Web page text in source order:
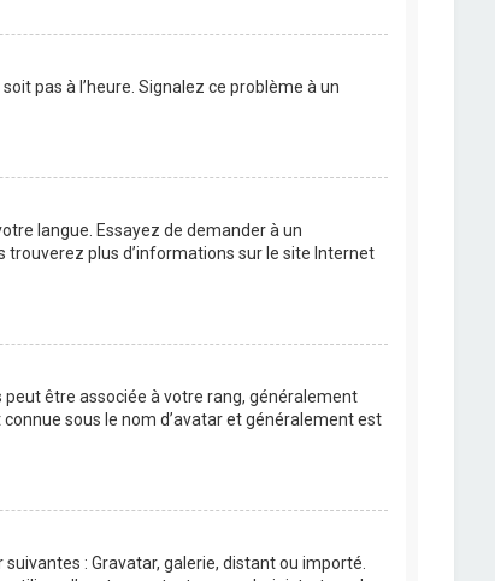
pas à l’heure. Signalez ce problème à un
langue. Essayez de demander à un
trouverez plus d’informations sur le site Internet
peut être associée à votre rang, généralement
sous le nom d’avatar et généralement est
: Gravatar, galerie, distant ou importé.